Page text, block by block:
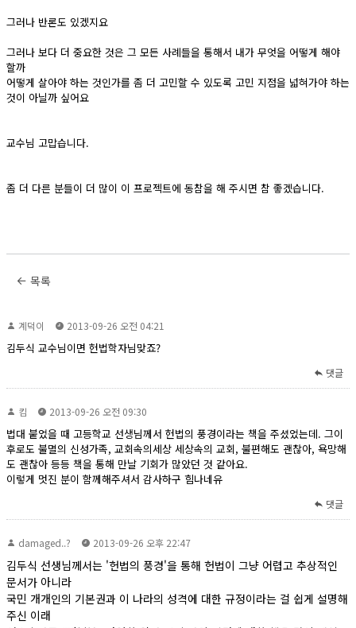
그러나 반론도 있겠지요
그러나 보다 더 중요한 것은 그 모든 사례들을 통해서 내가 무엇을 어떻게 해야
할까
어떻게 살아야 하는 것인가를 좀 더 고민할 수 있도록 고민 지점을 넓혀가야 하는
것이 아닐까 싶어요
교수님 고맙습니다.
좀 더 다른 분들이 더 많이 이 프로젝트에 동참을 해 주시면 참 좋겠습니다.
목록
계덕이 2013-09-26 오전 04:21
김두식 교수님이면 헌법학자님맞죠?
댓글
킴 2013-09-26 오전 09:30
법대 붙었을 때 고등학교 선생님께서 헌법의 풍경이라는 책을 주셨었는데. 그이
후로도 불멸의 신성가족, 교회속의세상 세상속의 교회, 불편해도 괜찮아, 욕망해
도 괜찮아 등등 책을 통해 만날 기회가 많았던 것 같아요.
이렇게 멋진 분이 함께해주셔서 감사하구 힘나네유
댓글
damaged..? 2013-09-26 오후 22:47
김두식 선생님께서는 '헌법의 풍경'을 통해 헌법이 그냥 어렵고 추상적인
문서가 아니라
국민 개개인의 기본권과 이 나라의 성격에 대한 규정이라는 걸 쉽게 설명해
주신 이래